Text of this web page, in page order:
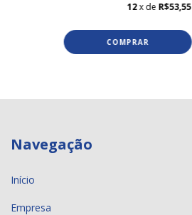
12x de R$53,55
Navegação
Início
Empresa